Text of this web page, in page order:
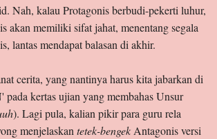
Nah, kalau Protagonis berbudi-pekerti luhur,
akan memiliki sifat jahat, menentang segala
lantas mendapat balasan di akhir.
cerita, yang nantinya harus kita jabarkan di
kertas ujian yang membahas Unsur
). Lagi pula, kalian pikir para guru rela
menjelaskantetek-bengekAntagonis versi